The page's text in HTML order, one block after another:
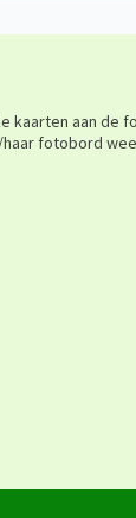
kaarten aan de
fotobord